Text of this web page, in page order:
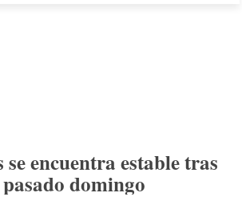
encuentra estable tras
domingo